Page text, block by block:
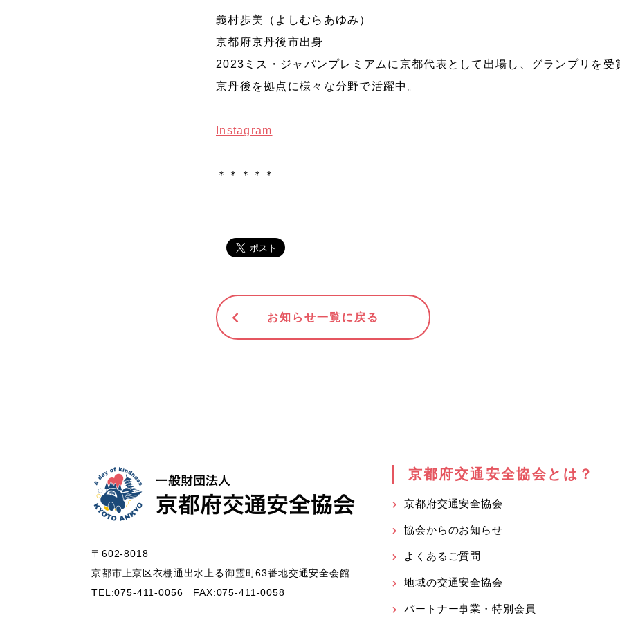
義村歩美（よしむらあゆみ）
京都府京丹後市出身
2023 ミス・ジャパンプレミアムに京都代表として出場し、グランプリを受
京丹後を拠点に様々な分野で活躍中。
Instagram
＊＊＊＊＊
お知らせ一覧に戻る
〒602-8018
京都市上京区衣棚通出水上る御霊町63番地交通安全会館
TEL:075-411-0056 FAX:075-411-0058
京都府交通安全協会とは？
京都府交通安全協会
協会からのお知らせ
よくあるご質問
地域の交通安全協会
パートナー事業・特別会員